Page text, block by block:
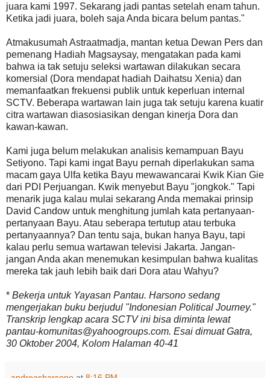
juara kami 1997. Sekarang jadi pantas setelah enam tahun.
Ketika jadi juara, boleh saja Anda bicara belum pantas."
Atmakusumah Astraatmadja, mantan ketua Dewan Pers dan
pemenang Hadiah Magsaysay, mengatakan pada kami
bahwa ia tak setuju seleksi wartawan dilakukan secara
komersial (Dora mendapat hadiah Daihatsu Xenia) dan
memanfaatkan frekuensi publik untuk keperluan internal
SCTV. Beberapa wartawan lain juga tak setuju karena kuatir
citra wartawan diasosiasikan dengan kinerja Dora dan
kawan-kawan.
Kami juga belum melakukan analisis kemampuan Bayu
Setiyono. Tapi kami ingat Bayu pernah diperlakukan sama
macam gaya Ulfa ketika Bayu mewawancarai Kwik Kian Gie
dari PDI Perjuangan. Kwik menyebut Bayu "jongkok." Tapi
menarik juga kalau mulai sekarang Anda memakai prinsip
David Candow untuk menghitung jumlah kata pertanyaan-
pertanyaan Bayu. Atau seberapa tertutup atau terbuka
pertanyaannya? Dan tentu saja, bukan hanya Bayu, tapi
kalau perlu semua wartawan televisi Jakarta. Jangan-
jangan Anda akan menemukan kesimpulan bahwa kualitas
mereka tak jauh lebih baik dari Dora atau Wahyu?
* Bekerja untuk Yayasan Pantau. Harsono sedang
mengerjakan buku berjudul "Indonesian Political Journey."
Transkrip lengkap acara SCTV ini bisa diminta lewat
pantau-komunitas@yahoogroups.com. Esai dimuatGatra,
30 Oktober 2004, Kolom Halaman 40-41